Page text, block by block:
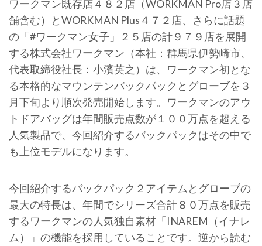
ワークマン既存店４８２店（WORKMAN Pro店３店
舗含む）とWORKMAN Plus４７２店、さらに話題
の「#ワークマン女子」２５店の計９７９店を展開
する株式会社ワークマン（本社：群馬県伊勢崎市、
代表取締役社長：小濱英之）は、ワークマン初とな
る本格的なマウンテンバックパックとグローブを３
月下旬より順次発売開始します。ワークマンのアウ
トドアバッグは年間販売点数が１００万点を超える
人気製品で、今回紹介するバックパックはその中で
も上位モデルになります。
今回紹介するバックパック２アイテムとグローブの
最大の特長は、年間でシリーズ合計８０万点を販売
するワークマンの人気独自素材「INAREM（イナレ
ム）」の機能を採用していることです。逆から読む